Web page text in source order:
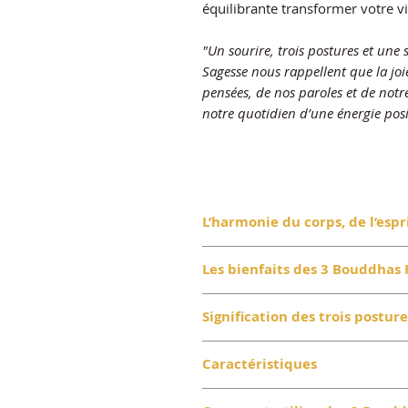
équilibrante transformer votre
"Un sourire, trois postures et une
Sagesse nous rappellent que la
pensées, de nos paroles et de
notre quotidien d’une énergie
L’harmonie du corps, de
ancestral "Ne rien entendre
mal". Ces trois postures
des pensées, des paroles et
équilibrée et harmonieuse.
Avec leur sourire contagieux
rappellent que la sagesse
Les bienfaits des 3 Bouddhas
vos paroles et vos actions.
Harmonie spirituelle :
influences négatives et de
Joie de vivre :Leur sourire
Signification des trois
encourage à préserver notre
jugements.
Caractéristiques